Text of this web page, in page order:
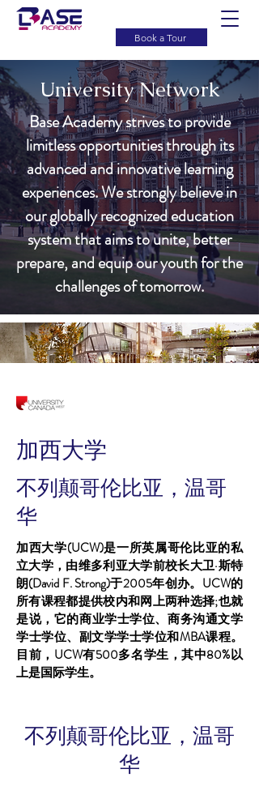
Book a Tour
University Network
Base Academy strives to provide
limitless opportunities through its
advanced and innovative learning
experiences. We strongly believe in
our globally recognized education
system that aims to unite, better
prepare, and equip our youth for the
challenges of tomorrow.
加西大学
不列颠哥伦比亚，温哥
华
加西大学(UCW)是一所英属哥伦比亚的私
立大学，由维多利亚大学前校长大卫·斯特
朗(David F. Strong)于2005年创办。UCW的
所有课程都提供校内和网上两种选择;也就
是说，它的商业学士学位、商务沟通文学
学士学位、副文学学士学位和MBA课程。
目前，UCW有500多名学生，其中80%以
上是国际学生。
不列颠哥伦比亚，温哥
华